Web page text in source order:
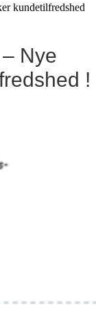
kundetilfredshed
Nye
!